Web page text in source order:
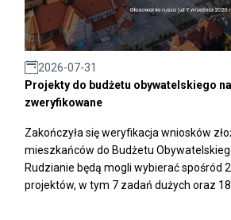
2026-07-31
Projekty do budżetu obywatelskiego
zweryfikowane
Zakończyła się weryfikacja wniosków
mieszkańców do Budżetu
Rudzianie będą mogli wybierać spośród
projektów, w tym 7 zadań dużych oraz 18